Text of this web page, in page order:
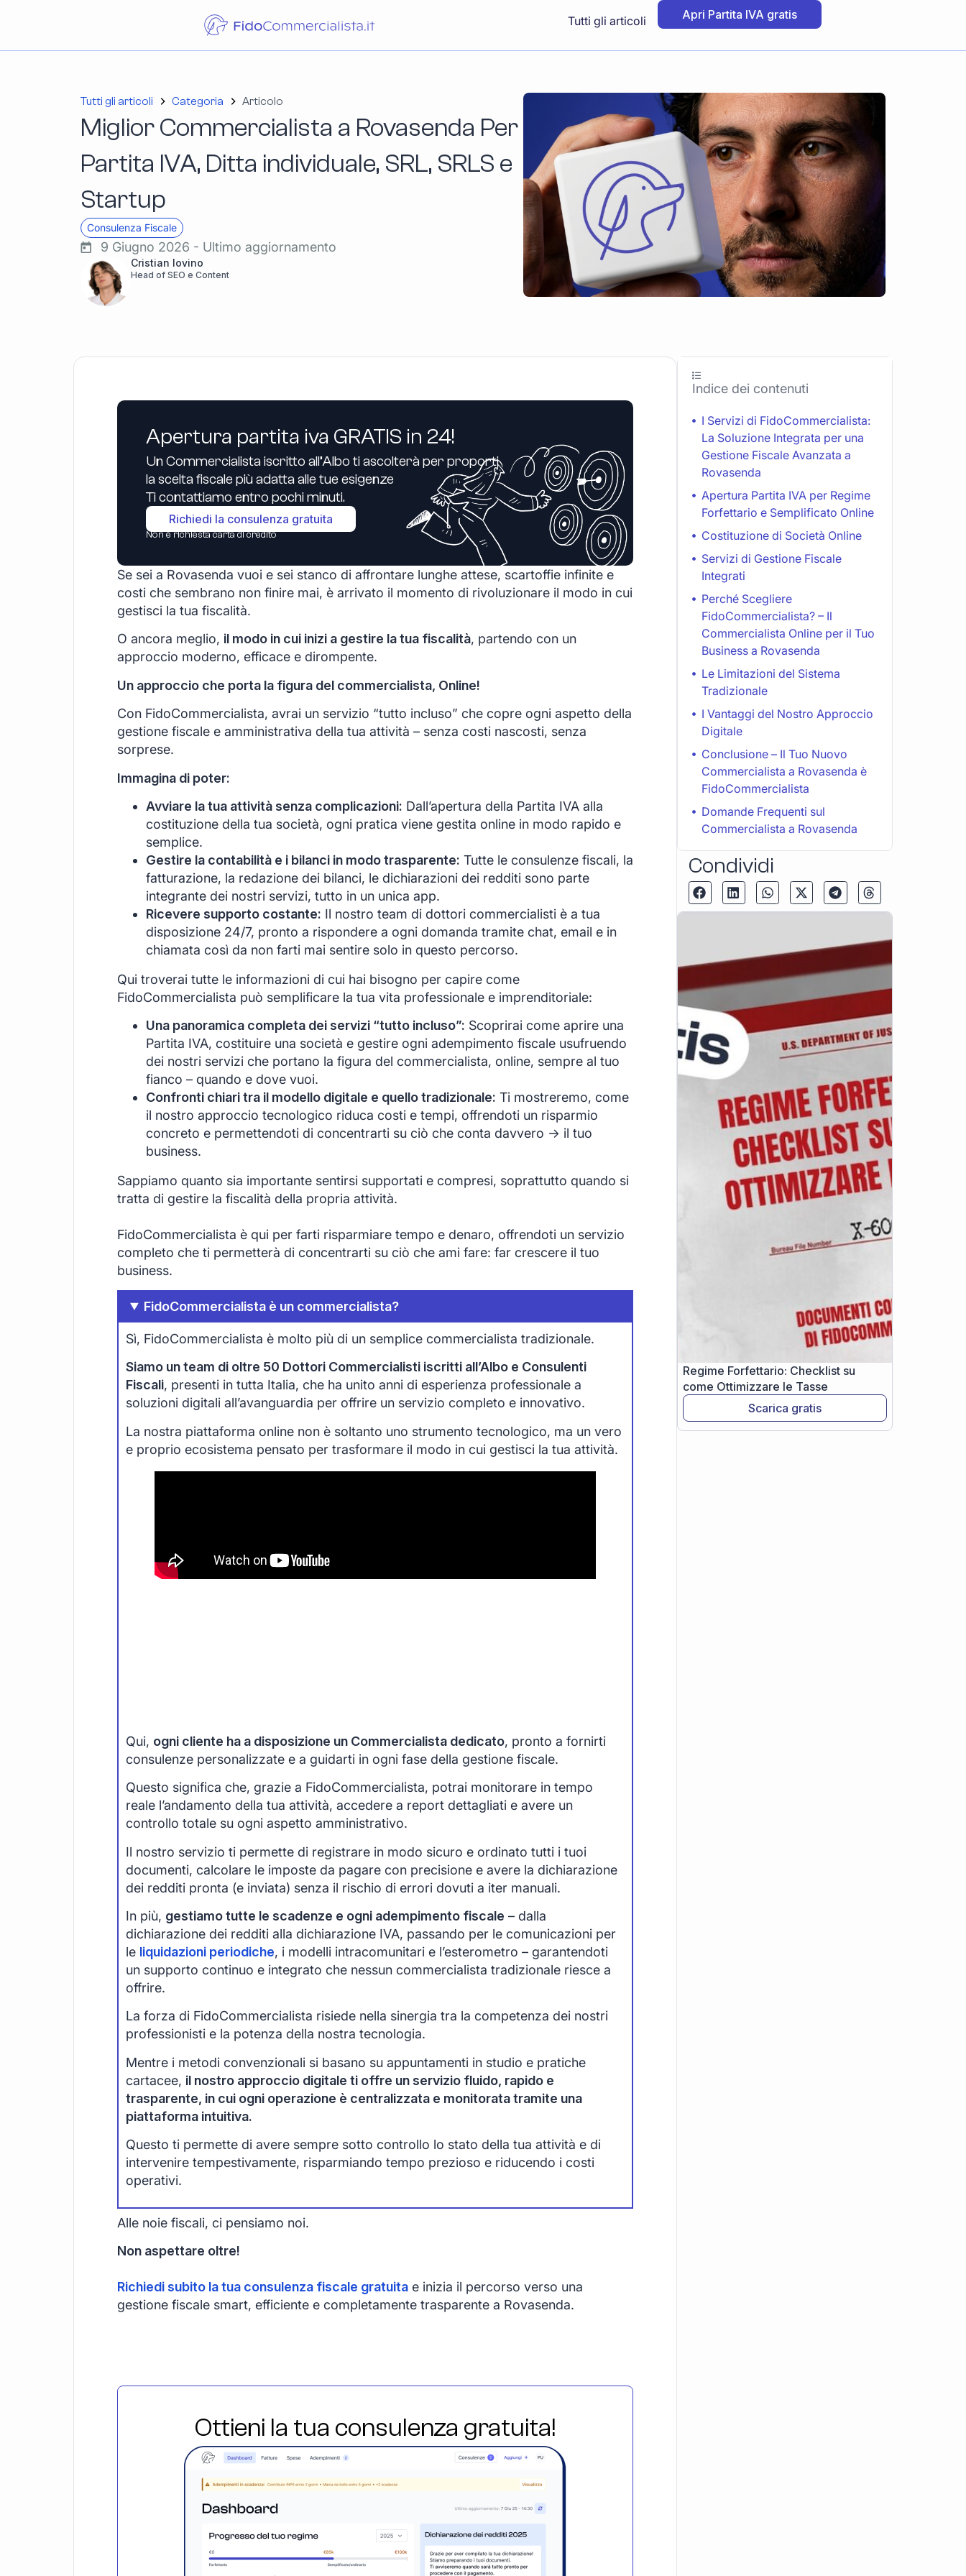
Tutti gli articoli Apri Partita IVA gratis
Tutti gli articoli Categoria Articolo
Miglior Commercialista a Rovasenda Per
Partita IVA, Ditta individuale, SRL, SRLS e
Startup
Consulenza Fiscale
9 Giugno 2026 - Ultimo aggiornamento
Cristian Iovino
Head of SEO e Content
Apertura partita iva GRATIS in 24!
Un Commercialista iscritto all’Albo ti ascolterà per proporti
la scelta fiscale più adatta alle tue esigenze
Ti contattiamo entro pochi minuti.
Richiedi la consulenza gratuita
Non è richiesta carta di credito
Se sei a Rovasenda vuoi e sei stanco di affrontare lunghe attese, scartoffie infinite e
costi che sembrano non finire mai, è arrivato il momento di rivoluzionare il modo in cui
gestisci la tua fiscalità.
O ancora meglio, il modo in cui inizi a gestire la tua fiscalità, partendo con un
approccio moderno, efficace e dirompente.
Un approccio che porta la figura del commercialista, Online!
Con FidoCommercialista, avrai un servizio “tutto incluso” che copre ogni aspetto della
gestione fiscale e amministrativa della tua attività – senza costi nascosti, senza
sorprese.
Immagina di poter:
Avviare la tua attività senza complicazioni: Dall’apertura della Partita IVA alla
costituzione della tua società, ogni pratica viene gestita online in modo rapido e
semplice.
Gestire la contabilità e i bilanci in modo trasparente: Tutte le consulenze fiscali, la
fatturazione, la redazione dei bilanci, le dichiarazioni dei redditi sono parte
integrante dei nostri servizi, tutto in un unica app.
Ricevere supporto costante: Il nostro team di dottori commercialisti è a tua
disposizione 24/7, pronto a rispondere a ogni domanda tramite chat, email e in
chiamata così da non farti mai sentire solo in questo percorso.
Qui troverai tutte le informazioni di cui hai bisogno per capire come
FidoCommercialista può semplificare la tua vita professionale e imprenditoriale:
Una panoramica completa dei servizi “tutto incluso”: Scoprirai come aprire una
Partita IVA, costituire una società e gestire ogni adempimento fiscale usufruendo
dei nostri servizi che portano la figura del commercialista, online, sempre al tuo
fianco – quando e dove vuoi.
Confronti chiari tra il modello digitale e quello tradizionale: Ti mostreremo, come
il nostro approccio tecnologico riduca costi e tempi, offrendoti un risparmio
concreto e permettendoti di concentrarti su ciò che conta davvero -> il tuo
business.
Sappiamo quanto sia importante sentirsi supportati e compresi, soprattutto quando si
tratta di gestire la fiscalità della propria attività.
FidoCommercialista è qui per farti risparmiare tempo e denaro, offrendoti un servizio
completo che ti permetterà di concentrarti su ciò che ami fare: far crescere il tuo
business.
FidoCommercialista è un commercialista?
Sì, FidoCommercialista è molto più di un semplice commercialista tradizionale.
Siamo un team di oltre 50 Dottori Commercialisti iscritti all’Albo e Consulenti
Fiscali, presenti in tutta Italia, che ha unito anni di esperienza professionale a
soluzioni digitali all’avanguardia per offrire un servizio completo e innovativo.
La nostra piattaforma online non è soltanto uno strumento tecnologico, ma un vero
e proprio ecosistema pensato per trasformare il modo in cui gestisci la tua attività.
Qui, ogni cliente ha a disposizione un Commercialista dedicato, pronto a fornirti
consulenze personalizzate e a guidarti in ogni fase della gestione fiscale.
Questo significa che, grazie a FidoCommercialista, potrai monitorare in tempo
reale l’andamento della tua attività, accedere a report dettagliati e avere un
controllo totale su ogni aspetto amministrativo.
Il nostro servizio ti permette di registrare in modo sicuro e ordinato tutti i tuoi
documenti, calcolare le imposte da pagare con precisione e avere la dichiarazione
dei redditi pronta (e inviata) senza il rischio di errori dovuti a iter manuali.
In più, gestiamo tutte le scadenze e ogni adempimento fiscale – dalla
dichiarazione dei redditi alla dichiarazione IVA, passando per le comunicazioni per
le liquidazioni periodiche, i modelli intracomunitari e l’esterometro – garantendoti
un supporto continuo e integrato che nessun commercialista tradizionale riesce a
offrire.
La forza di FidoCommercialista risiede nella sinergia tra la competenza dei nostri
professionisti e la potenza della nostra tecnologia.
Mentre i metodi convenzionali si basano su appuntamenti in studio e pratiche
cartacee, il nostro approccio digitale ti offre un servizio fluido, rapido e
trasparente, in cui ogni operazione è centralizzata e monitorata tramite una
piattaforma intuitiva.
Questo ti permette di avere sempre sotto controllo lo stato della tua attività e di
intervenire tempestivamente, risparmiando tempo prezioso e riducendo i costi
operativi.
Alle noie fiscali, ci pensiamo noi.
Non aspettare oltre!
Richiedi subito la tua consulenza fiscale gratuita e inizia il percorso verso una
gestione fiscale smart, efficiente e completamente trasparente a Rovasenda.
Ottieni la tua consulenza gratuita!
Indice dei contenuti
I Servizi di FidoCommercialista:
La Soluzione Integrata per una
Gestione Fiscale Avanzata a
Rovasenda
Apertura Partita IVA per Regime
Forfettario e Semplificato Online
Costituzione di Società Online
Servizi di Gestione Fiscale
Integrati
Perché Scegliere
FidoCommercialista? – Il
Commercialista Online per il Tuo
Business a Rovasenda
Le Limitazioni del Sistema
Tradizionale
I Vantaggi del Nostro Approccio
Digitale
Conclusione – Il Tuo Nuovo
Commercialista a Rovasenda è
FidoCommercialista
Domande Frequenti sul
Commercialista a Rovasenda
Condividi
Regime Forfettario: Checklist su
come Ottimizzare le Tasse
Scarica gratis